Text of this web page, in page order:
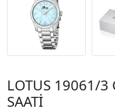
LOTUS 19061/3
SAATİ